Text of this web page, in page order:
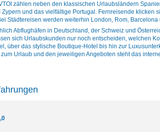
zählen neben den klassischen Urlaubsländern
und das vielfältige Portugal. Fernreisende klicken
Städtereisen werden weiterhin London, Rom,
Abflughäfen in Deutschland, der Schweiz und
sich Urlaubskunden nur noch entscheiden, welchen
über das stylische Boutique-Hotel bis hin zur
Urlaub und den jeweiligen Angeboten steht das